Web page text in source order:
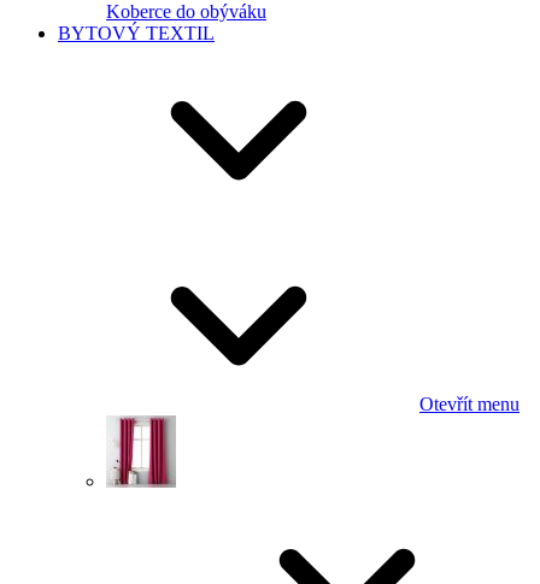
Koberce do obýváku
BYTOVÝ TEXTIL
Otevřít menu